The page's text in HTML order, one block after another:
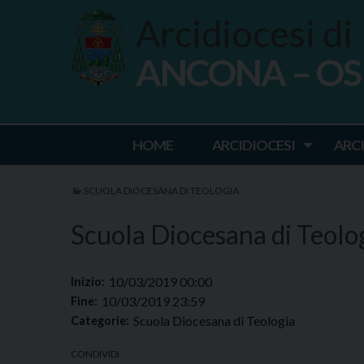
Ancona
ANCONA –
HOME ARCIDIOCESI
SCUOLA DIOCESANA DI TEOLOGIA
Scuola Diocesana di
Inizio: 10/03/2019 00:00
Fine: 10/03/2019 23:59
Categorie: Scuola Diocesana di Teologia
CONDIVIDI